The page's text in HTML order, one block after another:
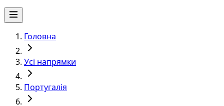
Головна
Усі напрямки
Португалія